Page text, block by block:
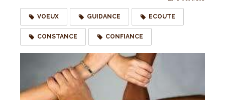
VOEUX GUIDANCE ECOUTE
CONSTANCE CONFIANCE